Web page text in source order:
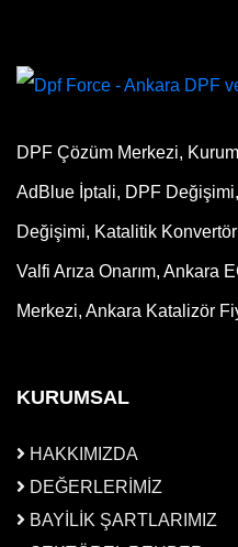
DPF Çözüm Merkezi,
AdBlue İptali, DPF
Değişimi, Katalitik Konvertör
Valfi Arıza Onarım, Ankara
Merkezi, Ankara Katalizör
KURUMSAL
HAKKIMIZDA
DEĞERLERİMİZ
BAYİLİK ŞARTLARIMIZ